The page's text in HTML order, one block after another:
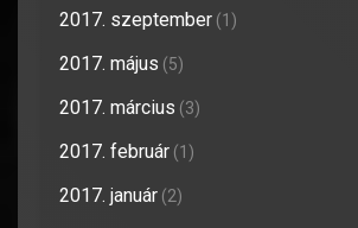
2017. szeptember (1)
2017. május (5)
2017. március (3)
2017. február (1)
2017. január (2)